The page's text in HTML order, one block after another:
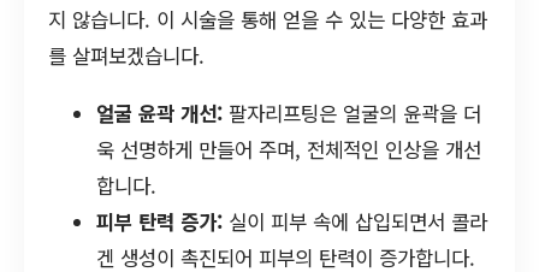
지 않습니다. 이 시술을 통해 얻을 수 있는 다양한 효과
를 살펴보겠습니다.
얼굴 윤곽 개선: 팔자리프팅은 얼굴의 윤곽을 더
욱 선명하게 만들어 주며, 전체적인 인상을 개선
합니다.
피부 탄력 증가: 실이 피부 속에 삽입되면서 콜라
겐 생성이 촉진되어 피부의 탄력이 증가합니다.